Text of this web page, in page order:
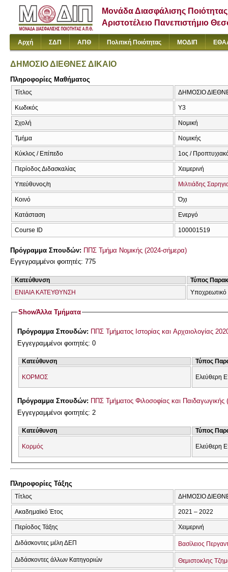
Μονάδα Διασφάλισης Ποιότητας
Αριστοτέλειο Πανεπιστήμιο
Αρχή ΣΔΠ ΑΠΘ Πολιτική Ποιότητας ΜΟΔΙΠ
ΔΗΜΟΣΙΟ ΔΙΕΘΝΕΣ ΔΙΚΑΙΟ
Πληροφορίες Μαθήματος
Τίτλος ΔΗΜΟΣΙΟ
Κωδικός Υ3
Σχολή Νομική
Τμήμα Νομικής
Κύκλος / Επίπεδο 1ος /
Περίοδος Διδασκαλίας Χειμερινή
Υπεύθυνος/η Μιλτιάδης
Κοινό Όχι
Κατάσταση Ενεργό
Course ID 100001519
Πρόγραμμα Σπουδών: ΠΠΣ Τμήμα Νομικής (2024-σήμερα)
Εγγεγραμμένοι φοιτητές: 775
Κατεύθυνση
Τύπος
ΕΝΙΑΙΑ ΚΑΤΕΥΘΥΝΣΗ
Υποχρεωτικό
ShowΆλλα Τμήματα
Πρόγραμμα Σπουδών: ΠΠΣ Τμήματος Ιστορίας και Αρχαιολογίας
Εγγεγραμμένοι φοιτητές: 0
Κατεύθυνση Τύπος
ΚΟΡΜΟΣ Ελεύθερη
Πρόγραμμα Σπουδών: ΠΠΣ Τμήματος Φιλοσοφίας και Παιδαγωγικής
Εγγεγραμμένοι φοιτητές: 2
Κατεύθυνση Τύπος
Κορμός Ελεύθερη
Πληροφορίες Τάξης
Τίτλος ΔΗΜΟΣΙΟ
Ακαδημαϊκό Έτος 2021 – 2022
Περίοδος Τάξης Χειμερινή
Διδάσκοντες μέλη ΔΕΠ Βασίλειος
Διδάσκοντες άλλων Κατηγοριών Θεμιστοκλης